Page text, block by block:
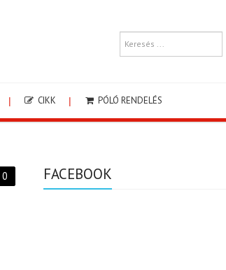
CIKK PÓLÓ RENDELÉS
0 FACEBOOK